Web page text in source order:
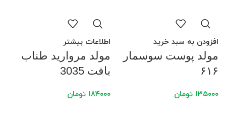
افزودن به سبد خرید
مولد پوست سوسمار
۶۱۶
۱۳۵۰۰۰ تومان
اطلاعات بیشتر
مولد مروارید طناب
بافت 3035
۱۸۴۰۰۰ تومان